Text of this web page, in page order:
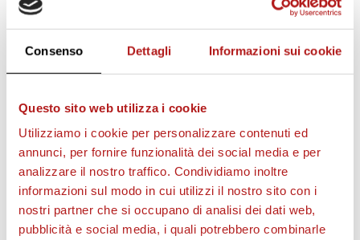
Consenso Dettagli Informazioni sui cookie
Questo sito web utilizza i cookie
Utilizziamo i cookie per personalizzare contenuti ed
annunci, per fornire funzionalità dei social media e per
analizzare il nostro traffico. Condividiamo inoltre
informazioni sul modo in cui utilizzi il nostro sito con i
nostri partner che si occupano di analisi dei dati web,
pubblicità e social media, i quali potrebbero combinarle
i
v
i
AS CITTADELLA STORE